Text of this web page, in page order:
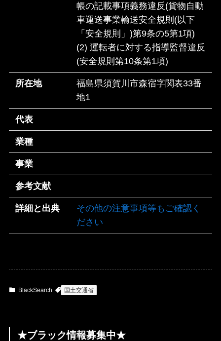
帳の記載事項義務違反(貨物自動
車運送事業輸送安全規則(以下
「安全規則」)第9条の5第1項)
(2) 運転者に対する指導監督違反
(安全規則第10条第1項)
所在地
福島県須賀川市森宿字関表33番
地1
代表
業種
事業
参考文献
詳細と出典
その他の注意事項等もご確認く
ださい
BlackSearch 国土交通省
★ブラック情報募集中★